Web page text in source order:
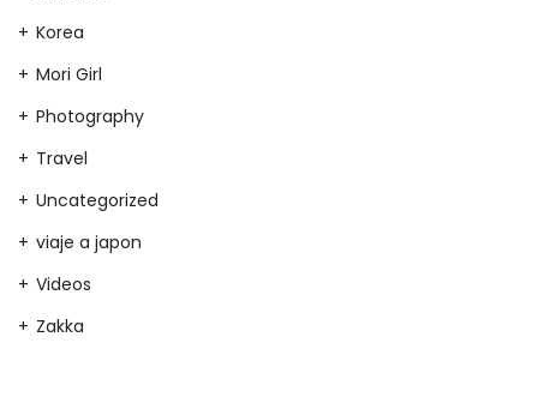
Korea
Mori Girl
Photography
Travel
Uncategorized
viaje a japon
Videos
Zakka